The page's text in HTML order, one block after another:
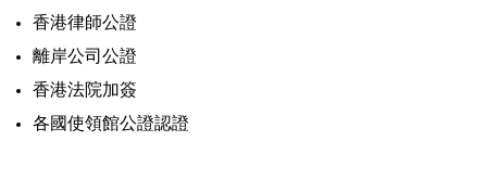
香港律師公證
離岸公司公證
香港法院加簽
各國使領館公證認證